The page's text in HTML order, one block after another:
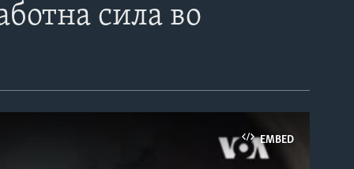
сила во
EMBED